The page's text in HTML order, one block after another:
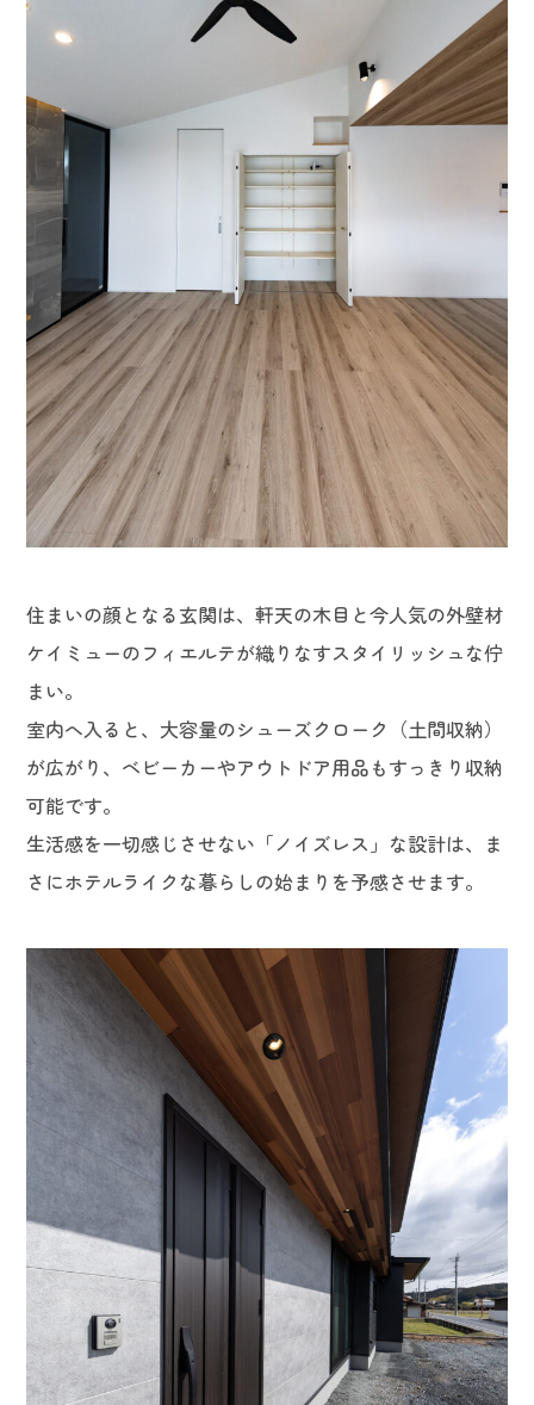
住まいの顔となる玄関は、軒天の木目と今人気の外壁材
ケイミューのフィエルテが織りなすスタイリッシュな佇
まい。
室内へ入ると、大容量のシューズクローク（土間収納）
が広がり、ベビーカーやアウトドア用品もすっきり収納
可能です。
生活感を一切感じさせない「ノイズレス」な設計は、ま
さにホテルライクな暮らしの始まりを予感させます。